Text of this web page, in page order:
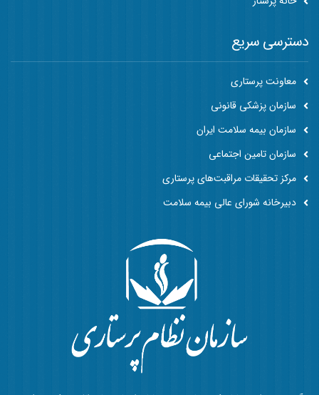
دسترسی سریع
معاونت پرستاری
سازمان پزشکی قانونی
سازمان بیمه سلامت ایران
سازمان تامین اجتماعی
مرکز تحقیقات مراقبت‌های پرستاری
دبیرخانه شورای عالی بیمه سلامت